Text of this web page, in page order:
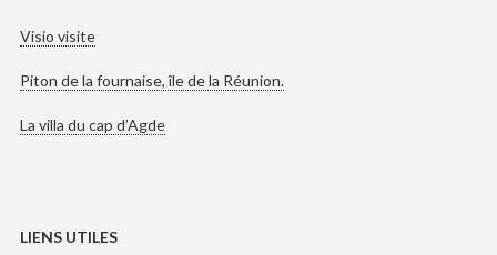
Visio visite
Piton de la fournaise, île de la Réunion.
La villa du cap d’Agde
LIENS UTILES